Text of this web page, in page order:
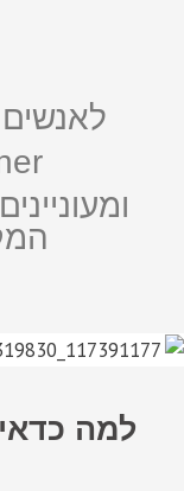
למה